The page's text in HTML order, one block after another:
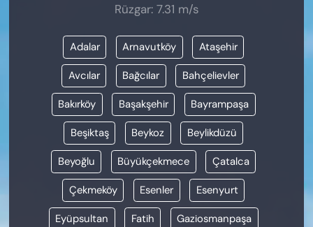
Rüzgar: 7.31 m/s
Adalar Arnavutköy Ataşehir
Avcılar Bağcılar Bahçelievler
Bakırköy Başakşehir Bayrampaşa
Beşiktaş Beykoz Beylikdüzü
Beyoğlu Büyükçekmece Çatalca
Çekmeköy Esenler Esenyurt
Eyüpsultan Fatih Gaziosmanpaşa
SİYASET
VAN VE DİYARBAKIR HABERLERİ